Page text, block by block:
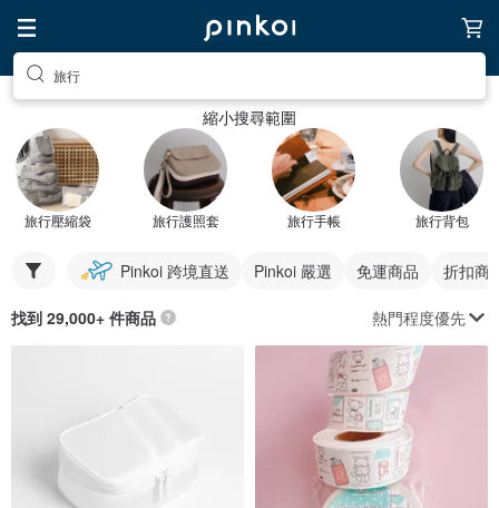
旅行
縮小搜尋範圍
旅行壓縮袋 旅行護照套 旅行手帳 旅行背包
Pinkoi 跨境直送 Pinkoi 嚴選 免運商品 折扣商
找到 29,000+ 件商品 熱門程度優先